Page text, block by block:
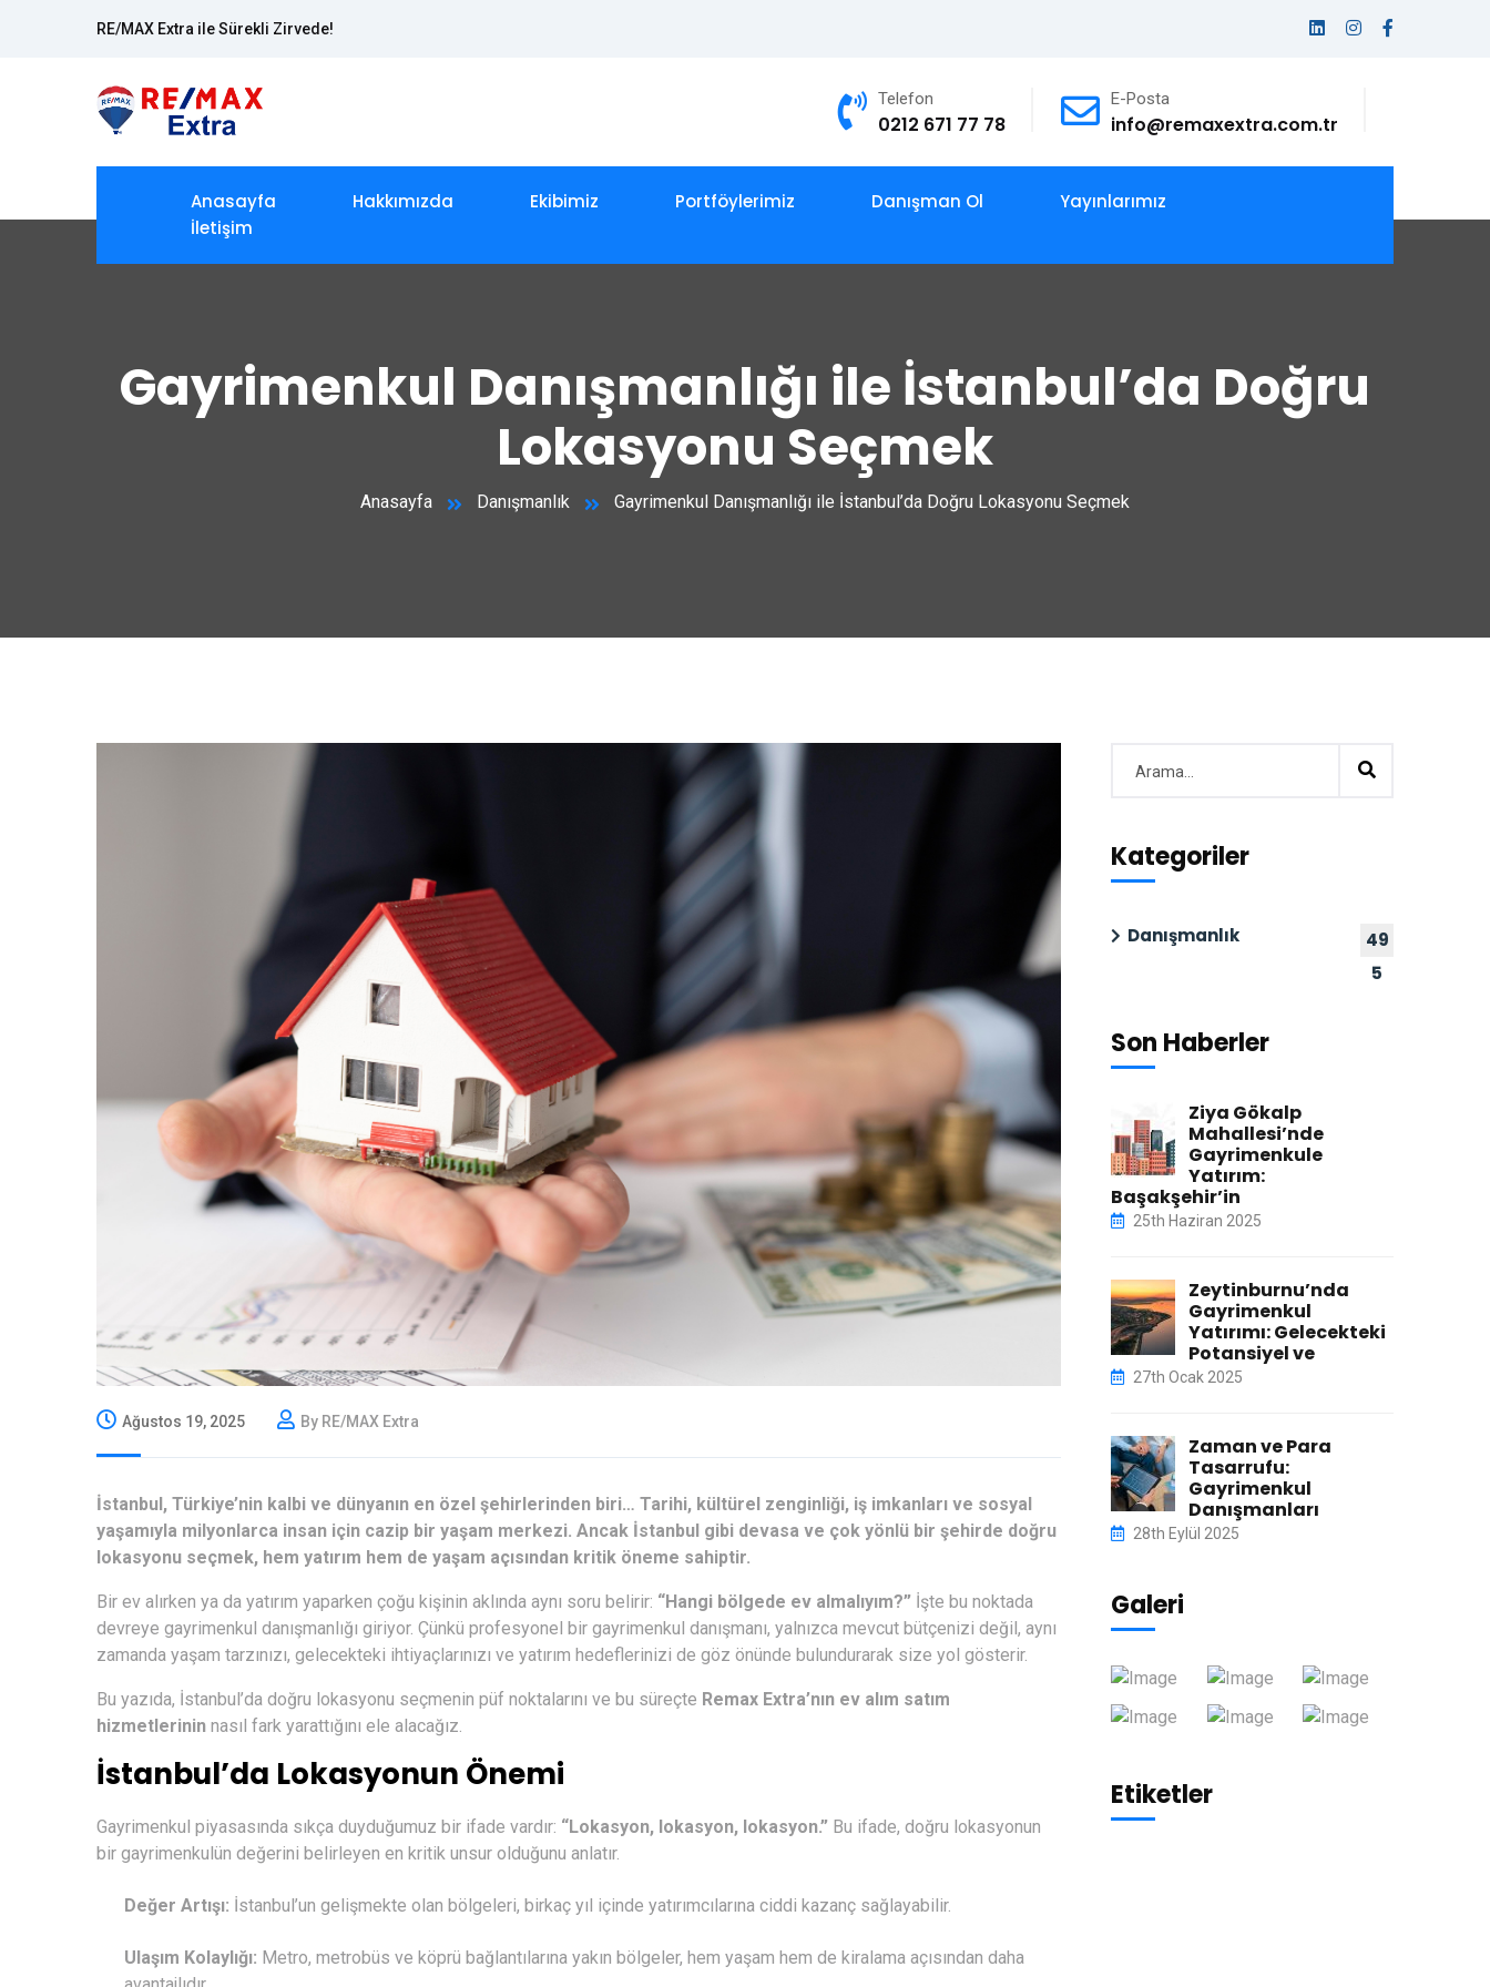
RE/MAX Extra ile Sürekli Zirvede!
Telefon
0212 671 77 78
E-Posta
info@remaxextra.com.tr
Anasayfa Hakkımızda Ekibimiz Portföylerimiz Danışman Ol
Yayınlarımız
İletişim
Gayrimenkul Danışmanlığı ile İstanbul’da Doğru
Lokasyonu Seçmek
Anasayfa Danışmanlık Gayrimenkul Danışmanlığı ile İstanbul’da Doğru Lokasyonu Seçmek
Ağustos 19, 2025 By RE/MAX Extra
İstanbul, Türkiye’nin kalbi ve dünyanın en özel şehirlerinden biri… Tarihi, kültürel zenginliği, iş imkanları ve sosyal
yaşamıyla milyonlarca insan için cazip bir yaşam merkezi. Ancak İstanbul gibi devasa ve çok yönlü bir şehirde doğru
lokasyonu seçmek, hem yatırım hem de yaşam açısından kritik öneme sahiptir.
Bir ev alırken ya da yatırım yaparken çoğu kişinin aklında aynı soru belirir: “Hangi bölgede ev almalıyım?” İşte bu noktada
devreye gayrimenkul danışmanlığı giriyor. Çünkü profesyonel bir gayrimenkul danışmanı, yalnızca mevcut bütçenizi değil, aynı
zamanda yaşam tarzınızı, gelecekteki ihtiyaçlarınızı ve yatırım hedeflerinizi de göz önünde bulundurarak size yol gösterir.
Bu yazıda, İstanbul’da doğru lokasyonu seçmenin püf noktalarını ve bu süreçte Remax Extra’nın ev alım satım
hizmetlerinin nasıl fark yarattığını ele alacağız.
İstanbul’da Lokasyonun Önemi
Gayrimenkul piyasasında sıkça duyduğumuz bir ifade vardır: “Lokasyon, lokasyon, lokasyon.” Bu ifade, doğru lokasyonun
bir gayrimenkulün değerini belirleyen en kritik unsur olduğunu anlatır.
Değer Artışı: İstanbul’un gelişmekte olan bölgeleri, birkaç yıl içinde yatırımcılarına ciddi kazanç sağlayabilir.
Ulaşım Kolaylığı: Metro, metrobüs ve köprü bağlantılarına yakın bölgeler, hem yaşam hem de kiralama açısından daha
Kategoriler
Danışmanlık
49
5
Son Haberler
Ziya Gökalp
Mahallesi’nde
Gayrimenkule
Yatırım:
Başakşehir’in
25th Haziran 2025
Zeytinburnu’nda
Gayrimenkul
Yatırımı: Gelecekteki
Potansiyel ve
27th Ocak 2025
Zaman ve Para
Tasarrufu:
Gayrimenkul
Danışmanları
28th Eylül 2025
Galeri
Etiketler